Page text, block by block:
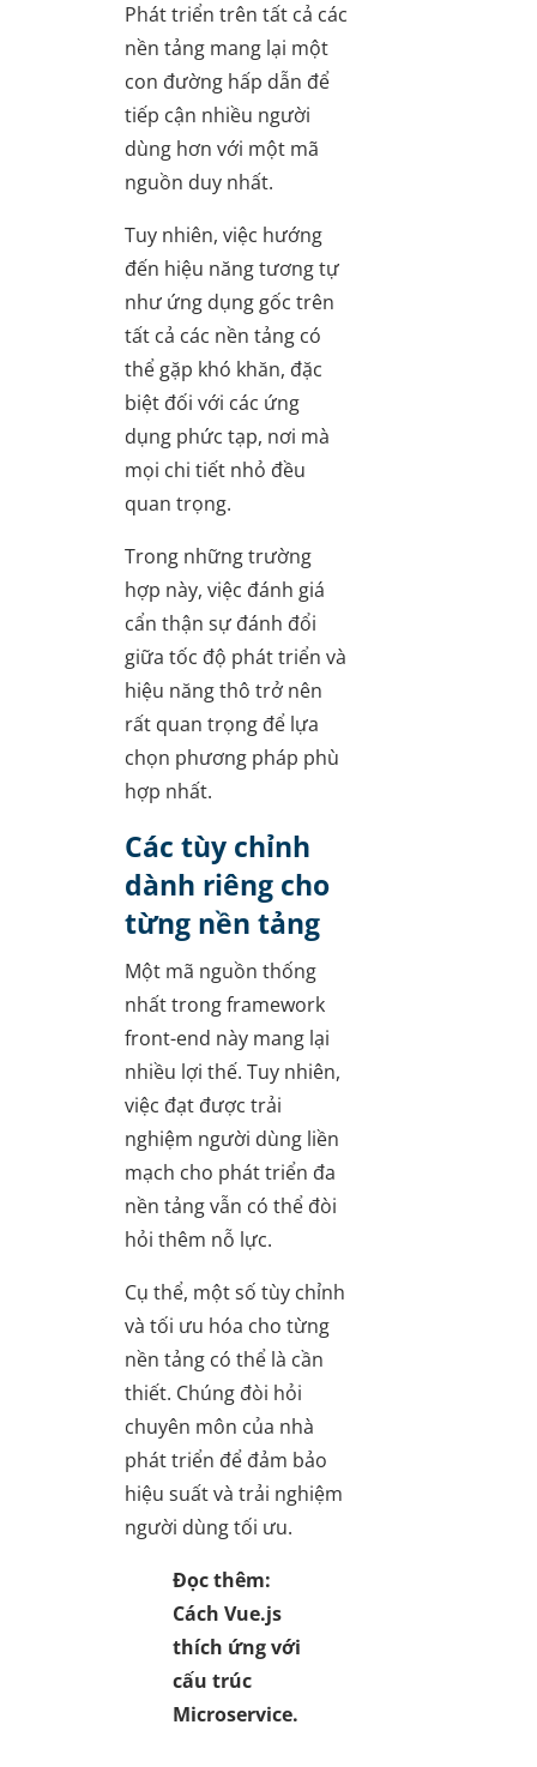
Phát triển trên tất cả các
nền tảng mang lại một
con đường hấp dẫn để
tiếp cận nhiều người
dùng hơn với một mã
nguồn duy nhất.
Tuy nhiên, việc hướng
đến hiệu năng tương tự
như ứng dụng gốc trên
tất cả các nền tảng có
thể gặp khó khăn, đặc
biệt đối với các ứng
dụng phức tạp, nơi mà
mọi chi tiết nhỏ đều
quan trọng.
Trong những trường
hợp này, việc đánh giá
cẩn thận sự đánh đổi
giữa tốc độ phát triển và
hiệu năng thô trở nên
rất quan trọng để lựa
chọn phương pháp phù
hợp nhất.
Các tùy chỉnh
dành riêng cho
từng nền tảng
Một mã nguồn thống
nhất trong framework
front-end này mang lại
nhiều lợi thế. Tuy nhiên,
việc đạt được trải
nghiệm người dùng liền
mạch cho phát triển đa
nền tảng vẫn có thể đòi
hỏi thêm nỗ lực.
Cụ thể, một số tùy chỉnh
và tối ưu hóa cho từng
nền tảng có thể là cần
thiết. Chúng đòi hỏi
chuyên môn của nhà
phát triển để đảm bảo
hiệu suất và trải nghiệm
người dùng tối ưu.
Đọc thêm:
Cách Vue.js
thích ứng với
cấu trúc
Microservice.